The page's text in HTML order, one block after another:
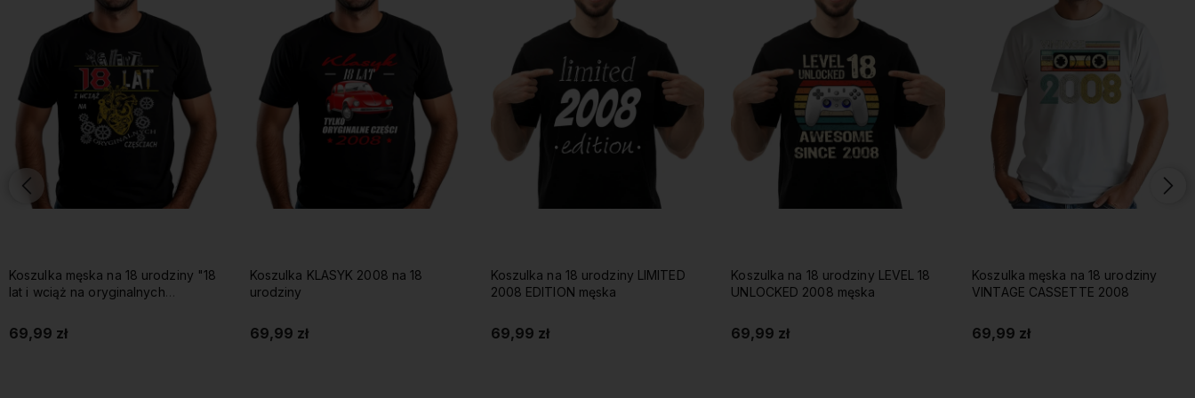
Koszulka męska na 18 urodziny "18
lat i wciąż na oryginalnych
69,99 zł
Koszulka KLASYK 2008 na 18
urodziny
69,99 zł
Koszulka na 18 urodziny LIMITED
2008 EDITION męska
69,99 zł
Koszulka na 18 urodziny LEVEL 18
UNLOCKED 2008 męska
69,99 zł
Koszulka męska na 18 urodziny
VINTAGE CASSETTE 2008
69,99 zł